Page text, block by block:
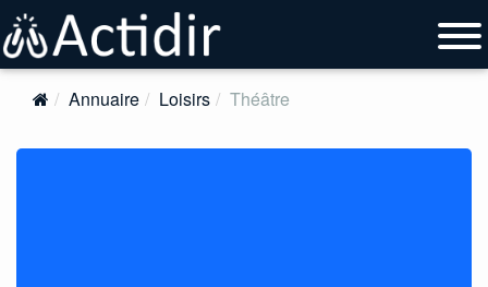
Annuaire Loisirs Théâtre